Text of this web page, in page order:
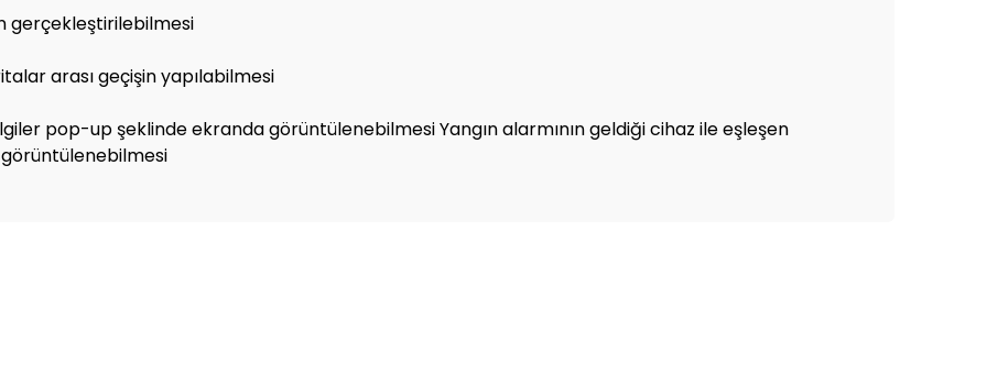
gerçekleştirilebilmesi
arası geçişin yapılabilmesi
pop-up şeklinde ekranda görüntülenebilmesi Yangın alarmının geldiği cihaz ile eşleşen